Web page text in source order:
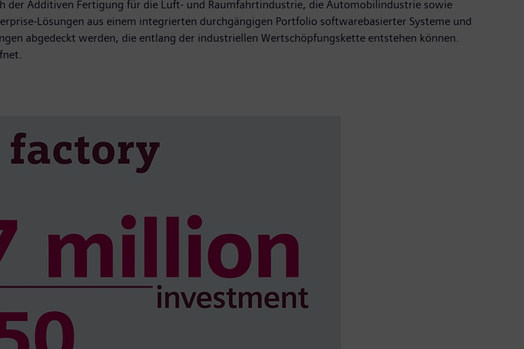
der Additiven Fertigung für die Luft- und Raumfahrtindustrie, die Automobilindustrie sowie
Lösungen aus einem integrierten durchgängigen Portfolio softwarebasierter Systeme und
abgedeckt werden, die entlang der industriellen Wertschöpfungskette entstehen können.